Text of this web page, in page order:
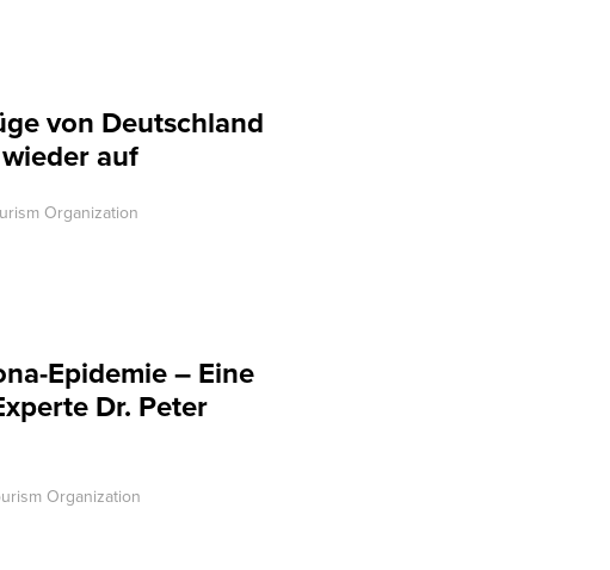
von Deutschland
auf
Organization
Epidemie – Eine
Dr. Peter
Organization